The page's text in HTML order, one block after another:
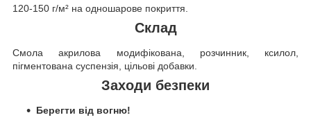
120-150 г/м² на одношарове покриття.
Склад
Смола акрилова модифікована, розчинник, ксилол,
пігментована суспензія, цільові добавки.
Заходи безпеки
Берегти від вогню!